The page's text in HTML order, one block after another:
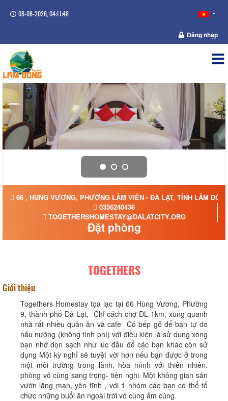
08-08-2026, 04:11:48
Đăng nhập
66 , HÙNG VƯƠNG, PHƯỜNG LÂM VIÊN - ĐÀ LẠT, TỈNH LÂM
0356240436
TOGETHERSHOMESTAY@DALATCITY.ORG
Đặt phòng
TOGETHERS
Giới thiệu
Togethers Homestay tọa lạc tại 66 Hùng Vương, Phường
9, thành phố Đà Lạt, Chỉ cách chợ ĐL 1km, xung quanh
nhà rất nhiều quán ăn và cafe Có bếp gỗ để bạn tự do
nấu nướng (không tính phí) với điều kiện là sử dụng xong
bạn nhớ dọn sạch như lúc đầu để các bạn khác còn sử
dụng Một kỳ nghỉ sẽ tuyệt vời hơn nếu bạn được ở trong
một môi trường trong lành, hòa mình với thiên nhiên.
phòng vô cùng sang trọng- tiện nghi. Một không gian sân
vườn lãng mạn, yên tĩnh , với 1 nhóm các bạn có thể tổ
chức những buổi ăn ngoài trời vô cùng ấm cúng.